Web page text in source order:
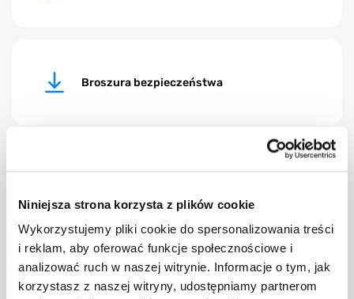
Niniejsza strona korzysta z plików cookie
Wykorzystujemy pliki cookie do spersonalizowania treści
i reklam, aby oferować funkcje społecznościowe i
analizować ruch w naszej witrynie. Informacje o tym, jak
korzystasz z naszej witryny, udostępniamy partnerom
Broszura bezpieczeństwa
Podręcznik zakwaterowania